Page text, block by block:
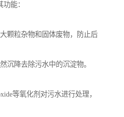
能：
颗粒杂物和固体废物，防止后
降去除污水中的沉淀物。
等氧化剂对污水进行处理，